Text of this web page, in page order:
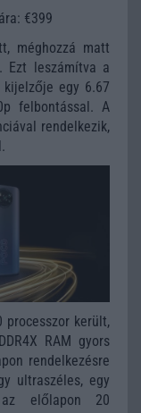
€399
méghozzá matt
Ezt leszámítva a
egy 6.67
felbontással. A
rendelkezik,
processzor került,
RAM gyors
rendelkezésre
ultraszéles, egy
előlapon 20